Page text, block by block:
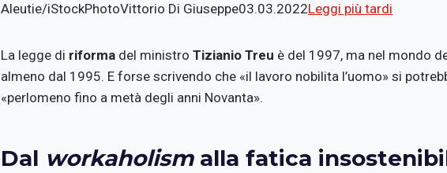
Aleutie/iStockPhotoVittorio Di Giuseppe03.03.2022Leggi più tardi
La legge di riforma del ministro Tizianio Treu è del 1997, ma nel mondo
almeno dal 1995. E forse scrivendo che «il lavoro nobilita l’uomo» si
«perlomeno fino a metà degli anni Novanta».
Dal workaholismalla fatica